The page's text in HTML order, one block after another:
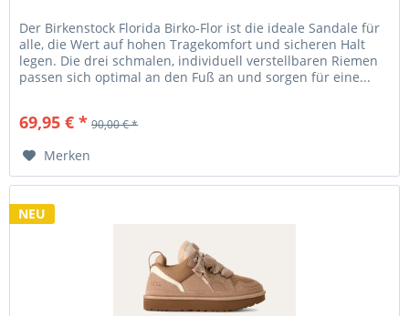
Der Birkenstock Florida Birko-Flor ist die ideale Sandale für
alle, die Wert auf hohen Tragekomfort und sicheren Halt
legen. Die drei schmalen, individuell verstellbaren Riemen
passen sich optimal an den Fuß an und sorgen für eine...
69,95 € * 90,00 € *
Merken
NEU